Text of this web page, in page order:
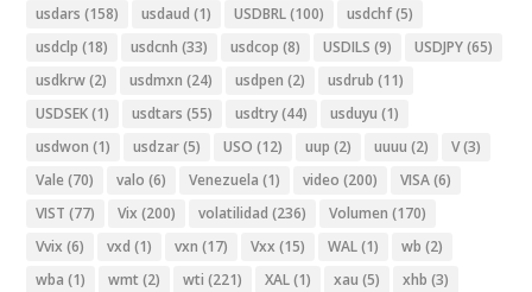
usdars (158) usdaud (1) USDBRL(100) usdchf(5)
usdclp (18) usdcnh (33) usdcop (8) USDILS (9) USDJPY(65)
usdkrw(2) usdmxn (24) usdpen (2) usdrub (11)
USDSEK(1) usdtars (55) usdtry(44) usduyu (1)
usdwon (1) usdzar(5) USO (12) uup (2) uuuu (2) V(3)
Vale (70) valo (6) Venezuela (1) video (200) VISA(6)
VIST (77) Vix (200) volatilidad (236) Volumen (170)
Vvix (6) vxd (1) vxn (17) Vxx (15) WAL(1) wb (2)
wba (1) wmt (2) wti (221) XAL(1) xau (5) xhb (3)